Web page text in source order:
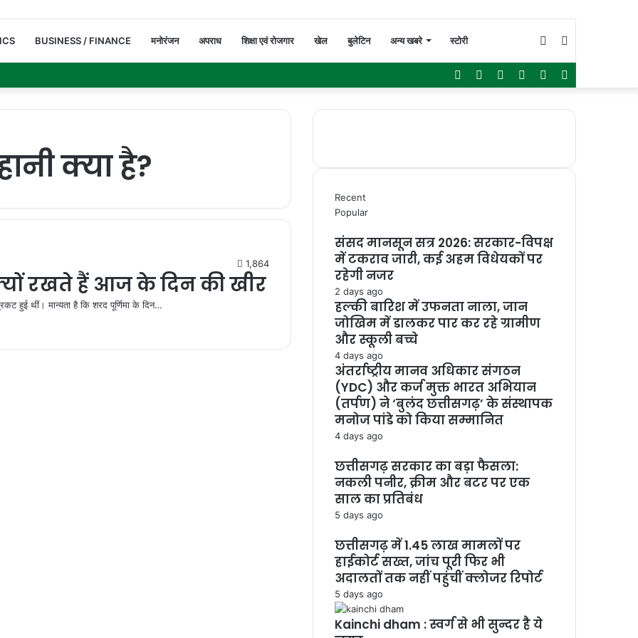
BUSINESS / FINANCE मनोरंजन अपराध शिक्षा एवं रोजगार खेल बुलेटिन अन्य खबरे स्टोरी Switch
skin
WhatsApp
Instagram
YouTube
Twitter
Facebook
क्या है?
1,864
रखते हैं आज के दिन की खीर
हुई थीं। मान्यता है कि शरद पूर्णिमा के दिन…
Recent
Popular
संसद मानसून सत्र 2026: सरकार-विपक्ष
में टकराव जारी, कई अहम विधेयकों पर
रहेगी नजर
2 days ago
हल्की बारिश में उफनता नाला, जान
जोखिम में डालकर पार कर रहे ग्रामीण
और स्कूली बच्चे
4 days ago
अंतर्राष्ट्रीय मानव अधिकार संगठन
(YDC) और कर्ज मुक्त भारत अभियान
(तर्पण) ने ‘बुलंद छत्तीसगढ़’ के संस्थापक
मनोज पांडे को किया सम्मानित
4 days ago
छत्तीसगढ़ सरकार का बड़ा फैसला:
नकली पनीर, क्रीम और बटर पर एक
साल का प्रतिबंध
5 days ago
छत्तीसगढ़ में 1.45 लाख मामलों पर
हाईकोर्ट सख्त, जांच पूरी फिर भी
अदालतों तक नहीं पहुंचीं क्लोजर रिपोर्ट
5 days ago
Kainchi dham : स्वर्ग से भी सुन्दर है ये